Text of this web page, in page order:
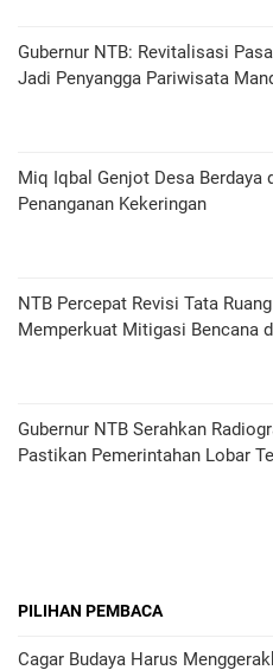
Gubernur NTB: Revitalisasi
Jadi Penyangga Pariwisata
Miq Iqbal Genjot Desa Berdaya
Penanganan Kekeringan
NTB Percepat Revisi Tata
Memperkuat Mitigasi Bencana
Gubernur NTB Serahkan
Pastikan Pemerintahan Lobar
PILIHAN PEMBACA
Cagar Budaya Harus